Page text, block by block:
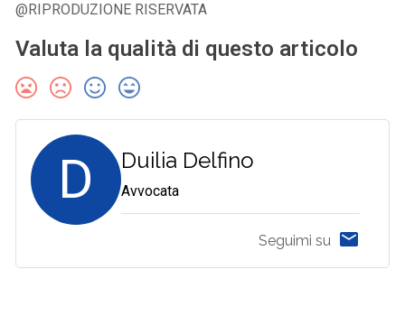
@RIPRODUZIONE RISERVATA
Valuta la qualità di questo articolo
D Duilia Delfino
Avvocata
Seguimi su